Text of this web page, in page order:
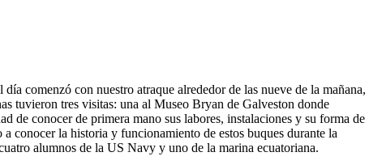
2022
hace un mes una licitación pública para comprar algunos alimentos
del Servicio de Subsistencias del...Read More...
EN AGUAS DE PORTUGAL UN FUERTE TEMPORAL
TRÁNSITO MARÍN-CASABLANCA
comenzó con nuestro atraque alrededor de las nueve de la mañana,
tuvieron tres visitas: una al Museo Bryan de Galveston donde
conocer de primera mano sus labores, instalaciones y su forma de
conocer la historia y funcionamiento de estos buques durante la
alumnos de la US Navy y uno de la marina ecuatoriana.